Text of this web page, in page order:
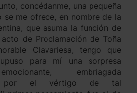
concédanme, una pequeña
se me ofrece, en nombre de la
que asuma la función de
de Proclamación de Toña
Clavariesa, tengo que
para mí una sorpresa
embriagada
por el vértigo de tal